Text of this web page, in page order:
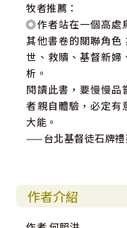
牧者推薦：
◎作者站在一個高處
其他書卷的關聯角色
世、救贖、基督新婦
析。
閱讀此書，要慢慢品
者親自體驗，必定有
大能。
——台北基督徒石牌禮
作者介紹